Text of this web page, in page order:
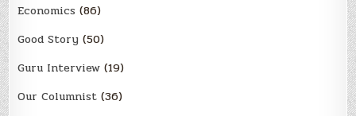
Economics (86)
Good Story (50)
Guru Interview (19)
Our Columnist (36)